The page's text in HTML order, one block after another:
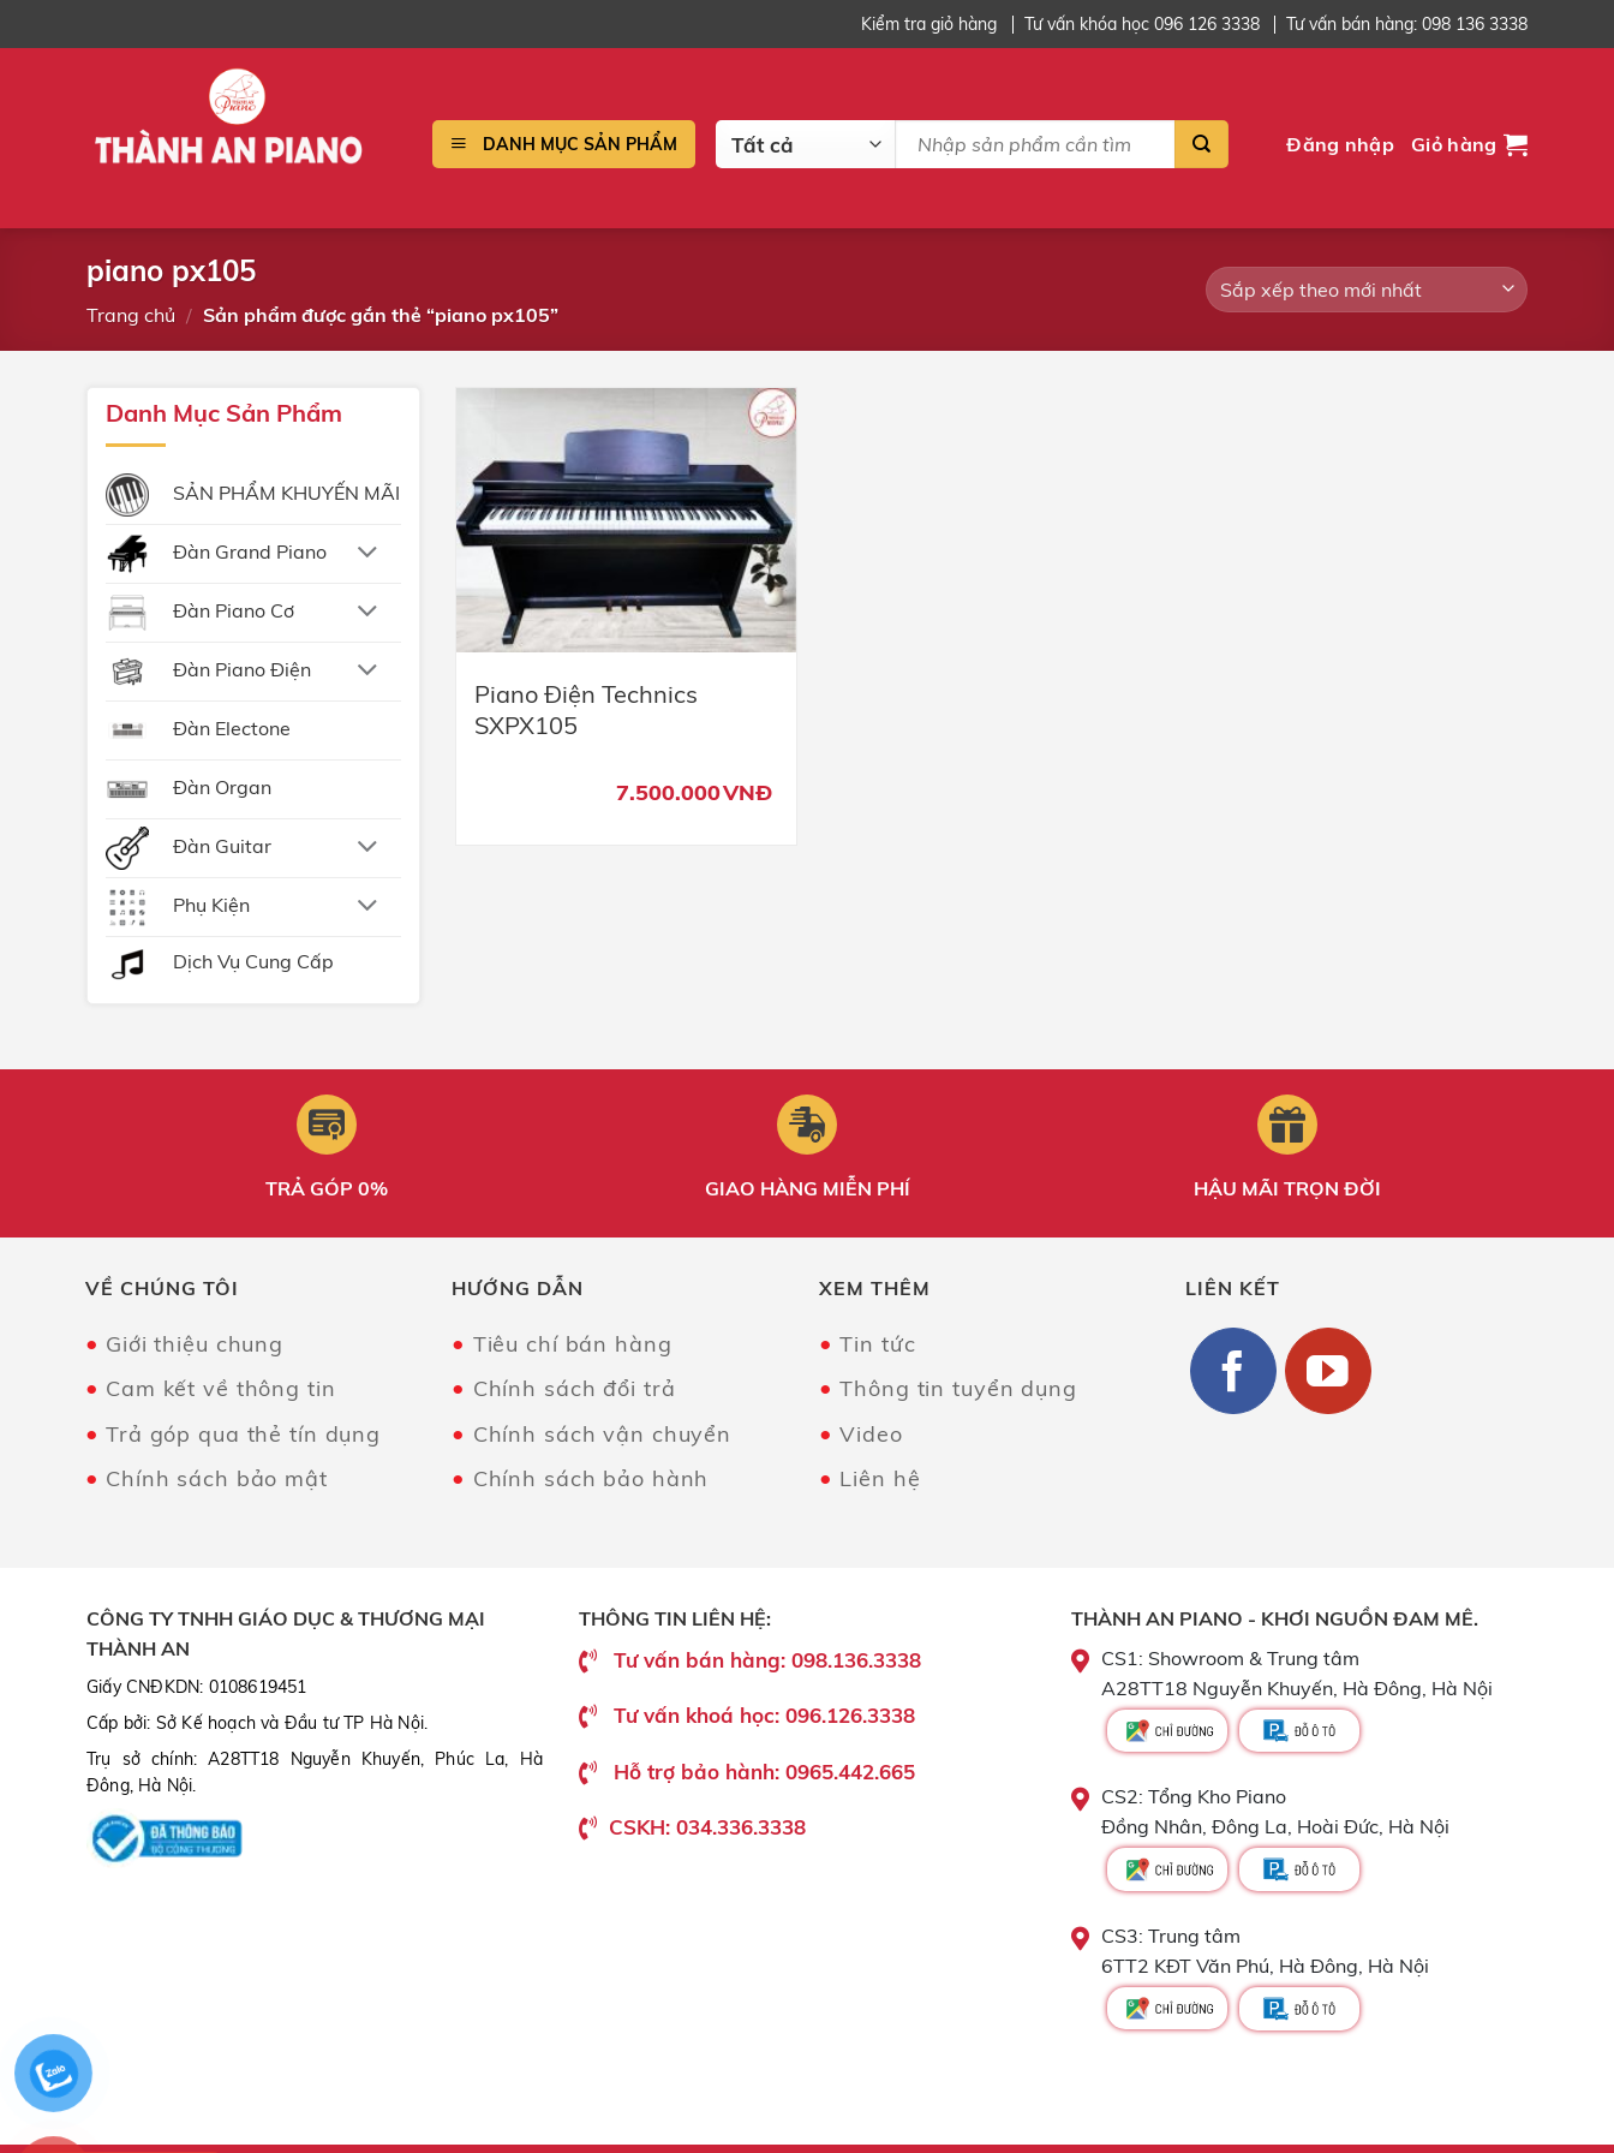
qua
Kiểm tra giỏ hàng Tư vấn khóa học 096 126 3338 Tư vấn bán hàng: 098 136 3338
DANH MỤC SẢN PHẨM
kiếm:
Đăng nhập Giỏ hàng
piano px105
Trang chủ / Sản phẩm được gắn thẻ “piano px105”
Danh Mục Sản Phẩm
SẢN PHẨM KHUYẾN MÃI
Đàn Grand Piano
Đàn Piano Cơ
Đàn Piano Điện
Đàn Electone
Đàn Organ
Đàn Guitar
Phụ Kiện
Dịch Vụ Cung Cấp
Piano Điện Technics
SXPX105
7.500.000VNĐ
TRẢ GÓP 0% GIAO HÀNG MIỄN PHÍ HẬU MÃI TRỌN ĐỜI
VỀ CHÚNG TÔI
Giới thiệu chung
Cam kết về thông tin
Trả góp qua thẻ tín dụng
Chính sách bảo mật
HƯỚNG DẪN
Tiêu chí bán hàng
Chính sách đổi trả
Chính sách vận chuyển
Chính sách bảo hành
XEM THÊM
Tin tức
Thông tin tuyển dụng
Video
Liên hệ
LIÊN KẾT
CÔNG TY TNHH GIÁO DỤC & THƯƠNG MẠI
THÀNH AN
Giấy CNĐKDN: 0108619451
Cấp bởi: Sở Kế hoạch và Đầu tư TP Hà Nội.
Trụ sở chính: A28TT18 Nguyễn Khuyến, Phúc La, Hà
Đông, Hà Nội.
THÔNG TIN LIÊN HỆ:
Tư vấn bán hàng: 098.136.3338
Tư vấn khoá học: 096.126.3338
Hỗ trợ bảo hành: 0965.442.665
CSKH: 034.336.3338
THÀNH AN PIANO - KHƠI NGUỒN ĐAM MÊ.
CS1: Showroom & Trung tâm
A28TT18 Nguyễn Khuyến, Hà Đông, Hà Nội
CS2: Tổng Kho Piano
Đồng Nhân, Đông La, Hoài Đức, Hà Nội
CS3: Trung tâm
6TT2 KĐT Văn Phú, Hà Đông, Hà Nội